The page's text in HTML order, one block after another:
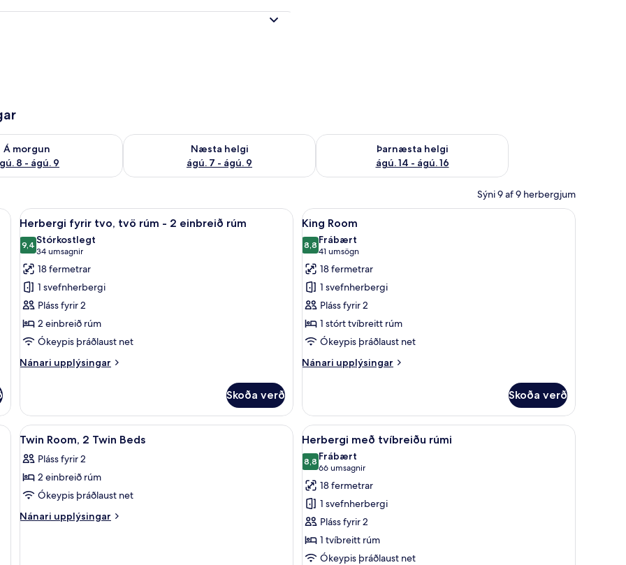
Á morgun
8 - ágú. 9
á morgun ágú. 8 - ágú. 9
Næsta helgi
ágú. 7 - ágú. 9
Athuga framboð næstu helgi ágú. 7 - ágú. 9
Þarnæsta helgi
ágú. 14 - ágú. 16
Athuga framboð þarnæstu helgi ágú. 14 - ágú. 16
Sýni 9 af 9 herbergjum
myrkratjöld/-gardínur
Skoða
allar
myndir
fyrir
Herbergi
fyrir
tvo,
tvö
rúm
-
rúm
Herbergi fyrir tvo, tvö rúm - 2 einbreið rúm | Öryggishólf í herbergi, skrifborð, myrkratjöld/-gardínur
7
Herbergi fyrir tvo, tvö rúm - 2 einbreið rúm
9,49,4 af 10
Stórkostlegt
34 umsagnir
(34
umsagnir)
18 fermetrar
1 svefnherbergi
Pláss fyrir 2
2 einbreið rúm
Ókeypis þráðlaust net
Nánari upplýsingar
Nánari
fyrir
tvo,
tvö
-
2
einbreið
rúm
Skoða verð
Skoða
allar
myndir
fyrir
King
Room
King Room | Öryggishólf í herbergi,
20
King Room
8,88,8 af 10
Frábært
41 umsögn
(41
umsögn)
18 fermetrar
1 svefnherbergi
Pláss fyrir 2
1 stórt tvíbreitt rúm
Ókeypis þráðlaust net
Nánari upplýsingar
Nánari
Room
Skoða verð
í herbergi, skrifborð, myrkratjöld/-gardínur
Skoða
allar
myndir
fyrir
Twin
Room,
Öryggishólf í herbergi, skrifborð, myrkratjöld/-gardínur
4
Twin Room, 2 Twin Beds
Pláss fyrir 2
2 einbreið rúm
Ókeypis þráðlaust net
Nánari upplýsingar
Nánari
Skoða
allar
myndir
fyrir
Herbergi
með
tvíbreiðu
rúmi
Öryggishólf í herbergi, skrifborð,
9
Herbergi með tvíbreiðu rúmi
8,88,8 af 10
Frábært
66 umsagnir
(66
umsagnir)
18 fermetrar
1 svefnherbergi
Pláss fyrir 2
1 tvíbreitt rúm
Ókeypis þráðlaust net